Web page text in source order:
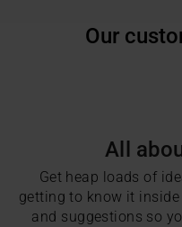
Our
All
Get heap loads of
getting to know it
and suggestions so